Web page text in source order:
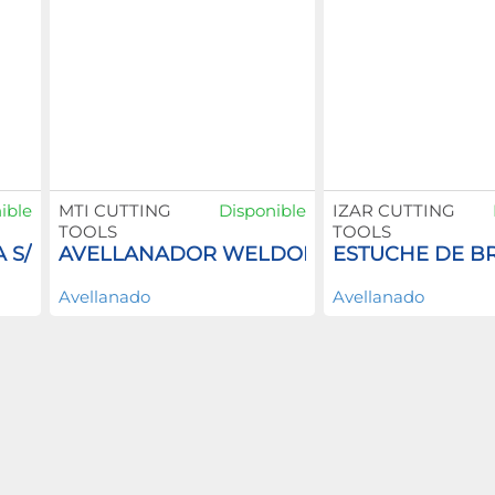
S/LUBRICACION
MTI CUTTING
TOOLS
Disponible
AVELLANADOR WELDON
Avellanado
IZAR CUTTING
TOOLS
Avellanado